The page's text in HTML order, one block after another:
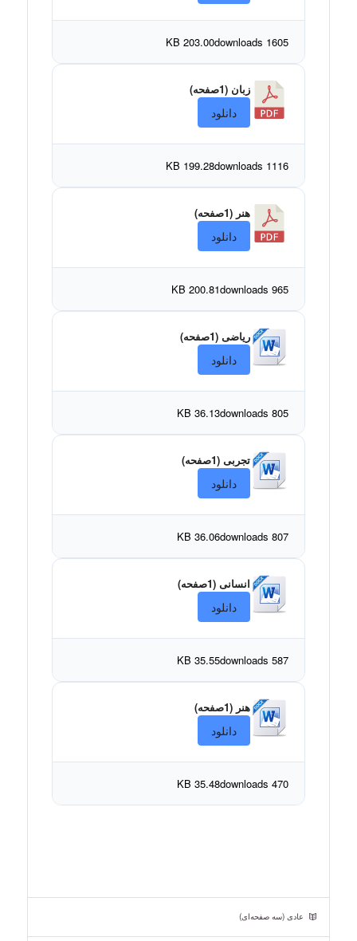
1605 downloads
203.00 KB
زبان (1صفحه)
دانلود
1116 downloads
199.28 KB
هنر (1صفحه)
دانلود
965 downloads
200.81 KB
ریاضی (1صفحه)
دانلود
805 downloads
36.13 KB
تجربی (1صفحه)
دانلود
807 downloads
36.06 KB
انسانی (1صفحه)
دانلود
587 downloads
35.55 KB
هنر (1صفحه)
دانلود
470 downloads
35.48 KB
عادی (سه صفحه‌ای)